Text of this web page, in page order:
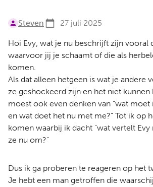
Steven 27 juli 2025
Hoi Evy, wat je nu beschrijft zijn vooral
waarvoor jij je schaamt of die als
komen.
Als dat alleen hetgeen is wat je andere
ze geshockeerd zijn en het niet kunnen
moest ook even denken van "wat
en wat doet het nu met me?" Tot ik op
komen waarbij ik dacht "wat vertelt Evy
ze nu om?"
Dus ik ga proberen te reageren op het
Je hebt een man getroffen die